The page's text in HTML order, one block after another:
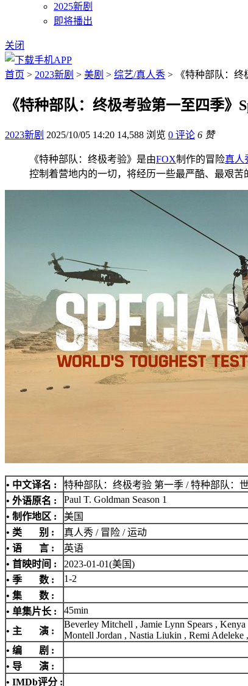
2025新剧
即将播出
关闭
首页 > 2023新剧 > 美剧 > 综艺/真人秀 > 《特种部队：终
《特种部队：终极考验第一至四季》
2023新剧 2025/10/05 14:20 14,588 浏览 0 评论 6 赞
《特种部队：终极考验》是由FOX制作的冒险真人
控制着营地内的一切，将经历一些最严酷、最艰苦
• 中文译名 :
特种部队：终极考验 第一季 / 特种部队：
• 外语原名 :
Paul T. Goldman Season 1
• 制作地区 :
美国
• 类 别 :
真人秀 / 冒险 / 运动
• 语 言 :
英语
• 首映时间 :
2023-01-01(美国)
• 季 数 :
1-2
• 集 数 :
• 单集片长 :
45min
• 主 演 :
Beverley Mitchell , Jamie Lynn Spears ,
Montell Jordan , Nastia Liukin , Remi
• 编 剧 :
• 导 演 :
• IMDb评分 :